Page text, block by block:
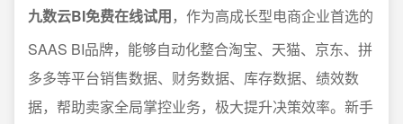
九数云BI免费在线试用，作为高成长型电商企业首选的
SAAS BI品牌，能够自动化整合淘宝、天猫、京东、拼
多多等平台销售数据、财务数据、库存数据、绩效数
据，帮助卖家全局掌控业务，极大提升决策效率。新手